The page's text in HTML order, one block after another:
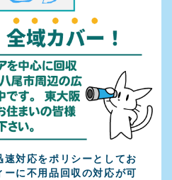
対応をポリシーとしてお
ーに不用品回収の対応が可